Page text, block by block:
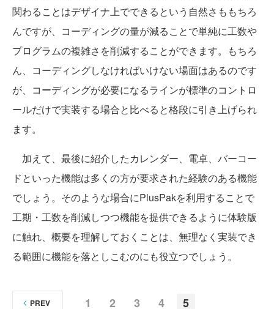
関わることはデザイナ上でできるという自然さももちろ
んですが、コーディングの量が減ることで単純に工数や
プログラムの複雑さを削減することができます。もちろ
ん、コーディングしなければいけない場面はあるのです
が、コーディングが必要になるラインが標準のコントロ
ールだけで実装する場合と比べると格段に引き上げられ
ます。
加えて、最後に紹介したカレンダー、電卓、バーコー
ドといった機能は多くの方が要求された経験のある機能
でしょう。そのような場合にPlusPakを利用することで
工期・工数を削減しつつ機能を提供できるように体験版
に触れ、概要を理解しておくことは、無理なく実装でき
る範囲に機能を落としこむのにも役立つでしょう。
1 2 3 4 5
PREV